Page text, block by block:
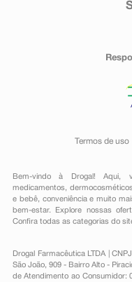
Termos de uso
Bem-vindo à Drogal! Aqui,
medicamentos ,
e bebê, conveniênciae muito
bem-estar. Explore nossas
Confira todas as categorias do
Drogal Farmacêutica LTDA |
São João, 909 - Bairro Alto -
de Atendimento ao Consumidor: